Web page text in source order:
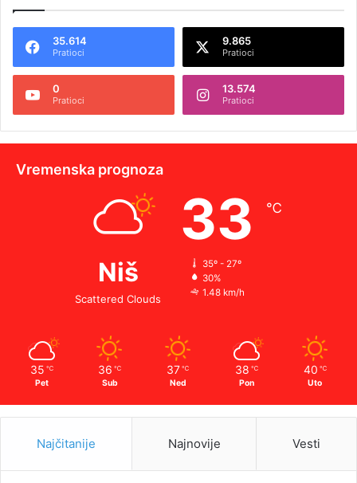
35.614
Pratioci
9.865
Pratioci
0
Pratioci
13.574
Pratioci
Vremenska prognoza
Niš
Scattered Clouds
33 ℃
35º - 27º
30%
1.48 km/h
35 ℃
Pet
36 ℃
Sub
37 ℃
Ned
38 ℃
Pon
40 ℃
Uto
Najčitanije Najnovije Vesti